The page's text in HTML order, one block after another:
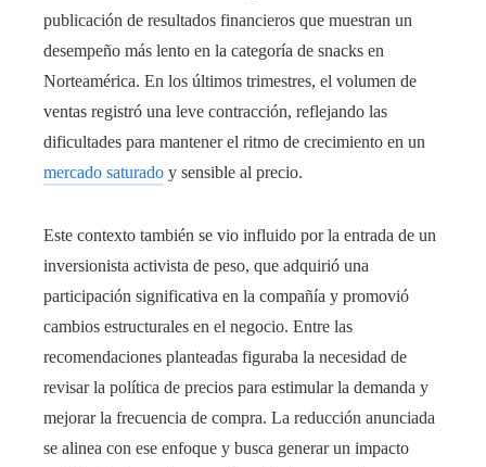
publicación de resultados financieros que muestran un
desempeño más lento en la categoría de snacks en
Norteamérica. En los últimos trimestres, el volumen de
ventas registró una leve contracción, reflejando las
dificultades para mantener el ritmo de crecimiento en un
mercado saturado y sensible al precio.
Este contexto también se vio influido por la entrada de un
inversionista activista de peso, que adquirió una
participación significativa en la compañía y promovió
cambios estructurales en el negocio. Entre las
recomendaciones planteadas figuraba la necesidad de
revisar la política de precios para estimular la demanda y
mejorar la frecuencia de compra. La reducción anunciada
se alinea con ese enfoque y busca generar un impacto